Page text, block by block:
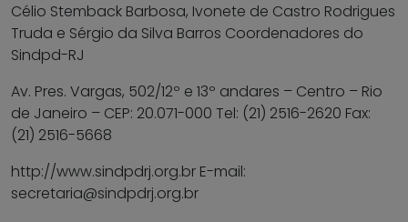
Célio Stemback Barbosa, Ivonete de Castro Rodrigues
Truda e Sérgio da Silva Barros Coordenadores do
Sindpd-RJ
Av. Pres. Vargas, 502/12º e 13º andares – Centro – Rio
de Janeiro – CEP: 20.071-000 Tel: (21) 2516-2620 Fax:
(21) 2516-5668
http://www.sindpdrj.org.br E-mail:
secretaria@sindpdrj.org.br